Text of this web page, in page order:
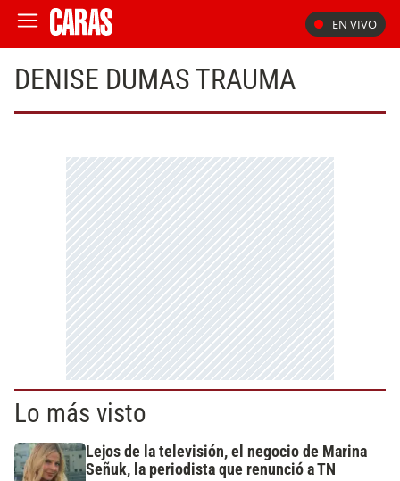
EN VIVO
DENISE DUMAS TRAUMA
Lo más visto
Lejos de la televisión, el negocio de Marina
Señuk, la periodista que renunció a TN